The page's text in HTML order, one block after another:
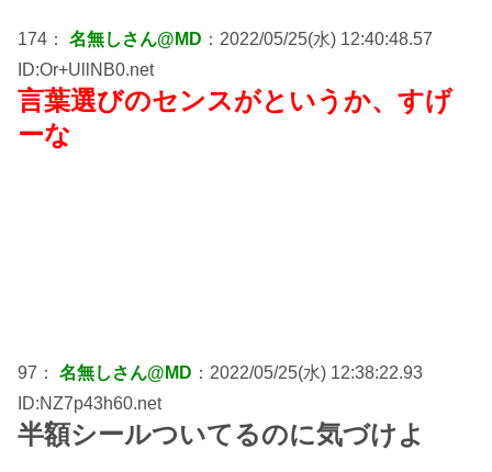
174： 名無しさん@MD ：2022/05/25(水) 12:40:48.57
ID:Or+UllNB0.net
言葉選びのセンスがというか、すげ
ーな
97： 名無しさん@MD ：2022/05/25(水) 12:38:22.93
ID:NZ7p43h60.net
半額シールついてるのに気づけよ